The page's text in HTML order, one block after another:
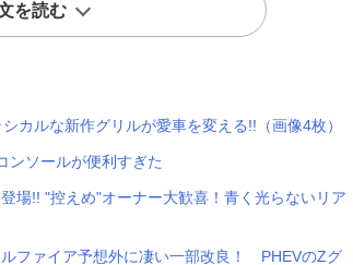
を読む
カルな新作グリルが愛車を変える!!（画像4枚）
ソールが便利すぎた
場!! "控えめ"オーナー大歓喜！青く光らないリア
ファイア予想外に凄い一部改良！ PHEVのZグ